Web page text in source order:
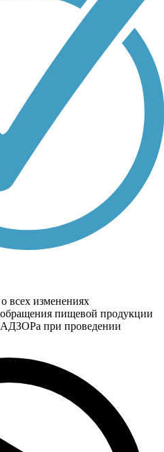
всех изменениях
обращения пищевой продукции
при проведении